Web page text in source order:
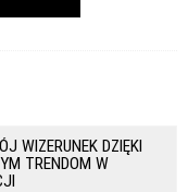
WIZERUNEK DZIĘKI
TRENDOM W